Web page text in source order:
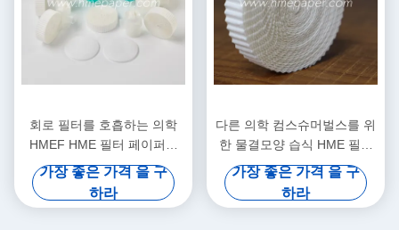
회로 필터를 호흡하는 의학
HMEF HME 필터 페이퍼는
필터 페이퍼를 주름지게 했습
니다
가장 좋은 가격 을 구
하라
다른 의학 컴스슈머벌스를 위
한 물결모양 습식 HME 필터
페이퍼
가장 좋은 가격 을 구
하라